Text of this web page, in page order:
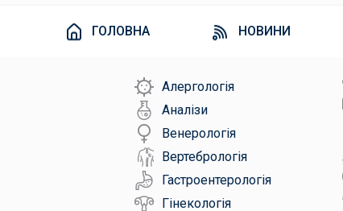
ГОЛОВНА НОВИНИ
Алергологія
Аналізи
Венерологія
Вертебрологія
Гастроентерологія
Гінекологія